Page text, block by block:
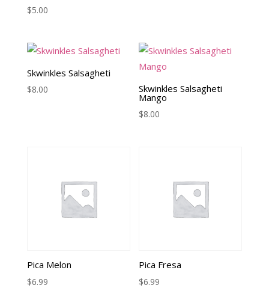
$5.00
Skwinkles Salsagheti
$8.00 Skwinkles Salsagheti
Mango
$8.00
Pica Melon
$6.99
Pica Fresa
$6.99